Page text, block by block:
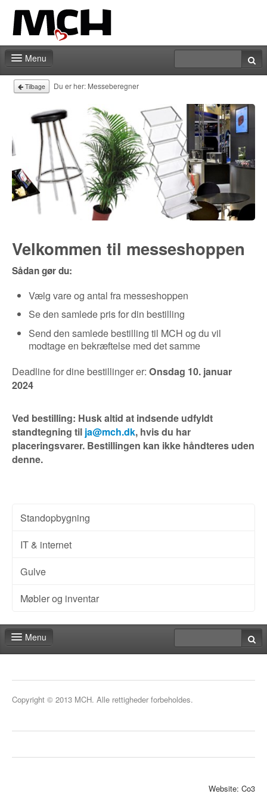
Menu
Forside
Messeberegner
Kontakt
Tilbage Du er her: Messeberegner
Velkommen til messeshoppen
Sådan gør du:
Vælg vare og antal fra messeshoppen
Se den samlede pris for din bestilling
Send den samlede bestilling til MCH og du vil
modtage en bekræftelse med det samme
Deadline for dine bestillinger er: Onsdag 10. januar
2024
Ved bestilling: Husk altid at indsende udfyldt
standtegning til ja@mch.dk, hvis du har
placeringsvarer. Bestillingen kan ikke håndteres uden
denne.
Standopbygning
IT & internet
Gulve
Møbler og inventar
Menu
Copyright © 2013 MCH. Alle rettigheder forbeholdes.
Website: Co3